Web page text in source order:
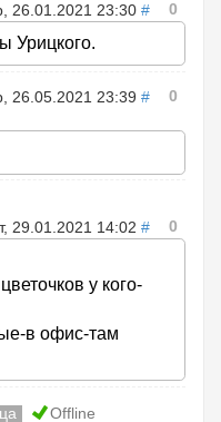
26.01.2021 23:30 # 0
Урицкого.
26.05.2021 23:39 # 0
29.01.2021 14:02 # 0
у кого-
в офис-там
Offline